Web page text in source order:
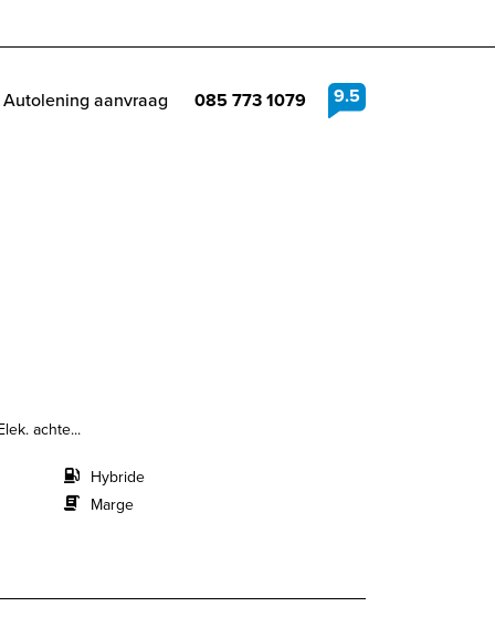
9.5
Autolening aanvraag 085 773 1079
achte...
Hybride
Marge